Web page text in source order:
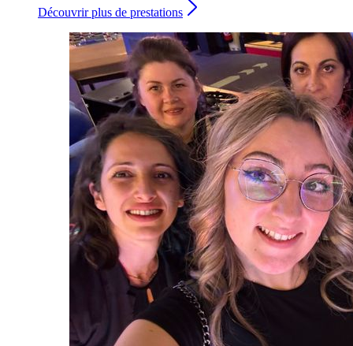
Découvrir plus de prestations